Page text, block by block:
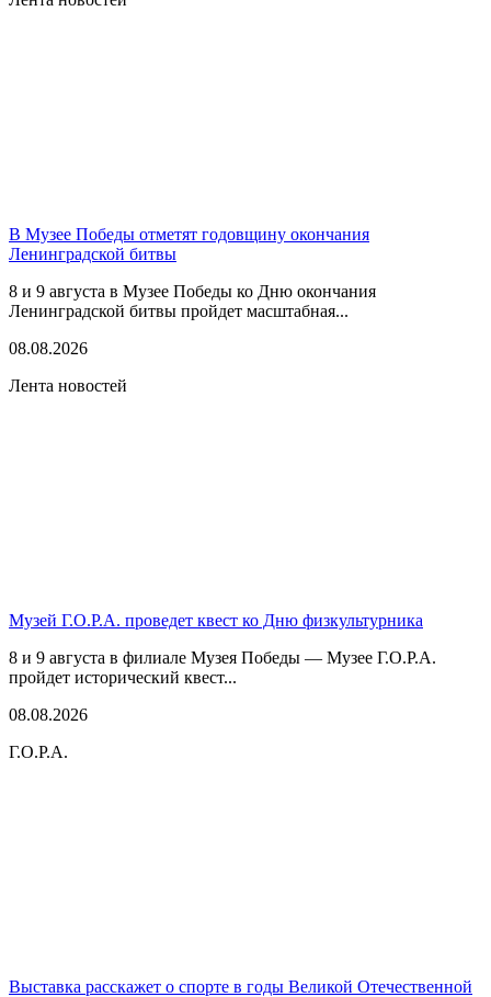
В Музее Победы отметят годовщину окончания
Ленинградской битвы
8 и 9 августа в Музее Победы ко Дню окончания
Ленинградской битвы пройдет масштабная...
08.08.2026
Лента новостей
Музей Г.О.Р.А. проведет квест ко Дню физкультурника
8 и 9 августа в филиале Музея Победы — Музее Г.О.Р.А.
пройдет исторический квест...
08.08.2026
Г.О.Р.А.
Выставка расскажет о спорте в годы Великой Отечественной